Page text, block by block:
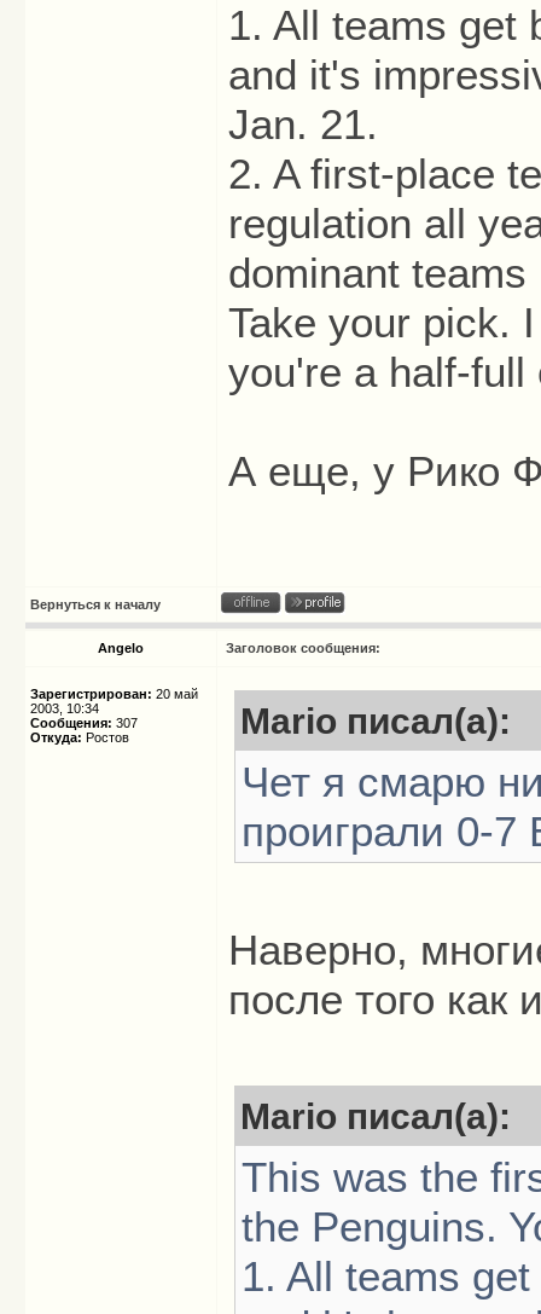
1. All teams get
and it's
Jan. 21.
2. A first-place
regulation all
dominant
Take your pick.
you're a half-full
А еще, у Рико
Вернуться к началу
Angelo Заголовок сообщения:
Зарегистрирован: 20 май
2003, 10:34
Сообщения: 307
Откуда: Ростов Mario писал(а):
Чет я смарю
проиграли 0-7
Наверно,
после того
Mario писал(а):
This was the
the Penguins.
1. All teams